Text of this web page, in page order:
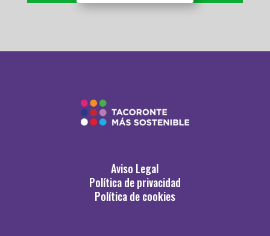
Aviso Legal
Política de privacidad
Política de cookies